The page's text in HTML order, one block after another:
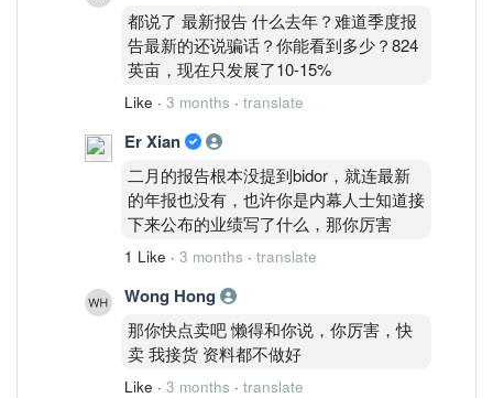
都说了 最新报告 什么去年？难道季度报
告最新的还说骗话？你能看到多少？824
英亩，现在只发展了10-15%
Like · 3 months · translate
Er Xian
二月的报告根本没提到bidor，就连最新
的年报也没有，也许你是内幕人士知道接
下来公布的业绩写了什么，那你厉害
1 Like · 3 months · translate
Wong Hong
那你快点卖吧 懒得和你说，你厉害，快
卖 我接货 资料都不做好
Like · 3 months · translate